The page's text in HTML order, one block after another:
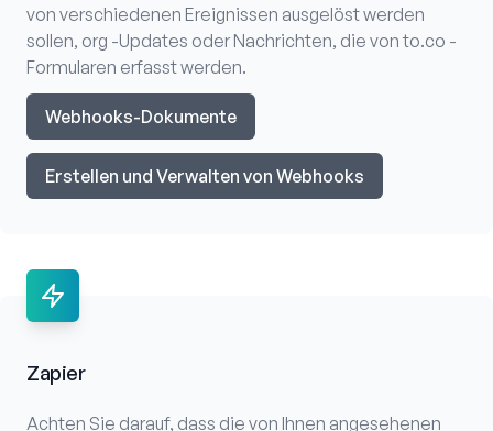
von verschiedenen Ereignissen ausgelöst werden
sollen, org -Updates oder Nachrichten, die von to.co -
Formularen erfasst werden.
Webhooks-Dokumente
Erstellen und Verwalten von Webhooks
Zapier
Achten Sie darauf, dass die von Ihnen angesehenen